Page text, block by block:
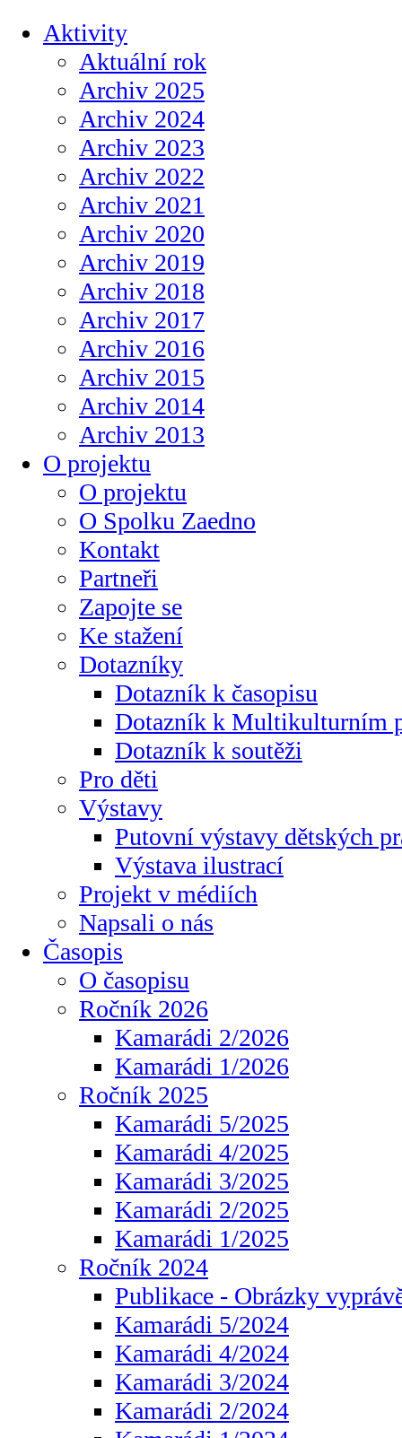
Aktivity
Aktuální rok
Archiv 2025
Archiv 2024
Archiv 2023
Archiv 2022
Archiv 2021
Archiv 2020
Archiv 2019
Archiv 2018
Archiv 2017
Archiv 2016
Archiv 2015
Archiv 2014
Archiv 2013
O projektu
O projektu
O Spolku Zaedno
Kontakt
Partneři
Zapojte se
Ke stažení
Dotazníky
Dotazník k časopisu
Dotazník k Multikulturním
Dotazník k soutěži
Pro děti
Výstavy
Putovní výstavy dětských
Výstava ilustrací
Projekt v médiích
Napsali o nás
Časopis
O časopisu
Ročník 2026
Kamarádi 2/2026
Kamarádi 1/2026
Ročník 2025
Kamarádi 5/2025
Kamarádi 4/2025
Kamarádi 3/2025
Kamarádi 2/2025
Kamarádi 1/2025
Ročník 2024
Publikace - Obrázky
Kamarádi 5/2024
Kamarádi 4/2024
Kamarádi 3/2024
Kamarádi 2/2024